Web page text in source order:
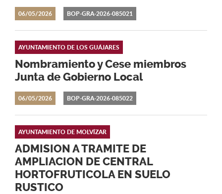
06/05/2026 BOP-GRA-2026-085021
06/05/2026
Nombramiento y Cese miembros
Junta de Gobierno Local
AYUNTAMIENTO DE LOS GUÁJARES
BOP-GRA-2026-085022
ADMISION A TRAMITE DE
AMPLIACION DE CENTRAL
HORTOFRUTICOLA EN SUELO
RUSTICO
AYUNTAMIENTO DE MOLVÍZAR